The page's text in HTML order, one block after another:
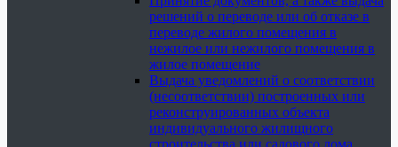
решений о переводе или об отказе в
переводе жилого помещения в
нежилое или нежилого помещения в
жилое помещение
Выдача уведомлений о соответствии
(несоответствии) построенных или
реконструированных объекта
индивидуального жилищного
строительства или садового дома